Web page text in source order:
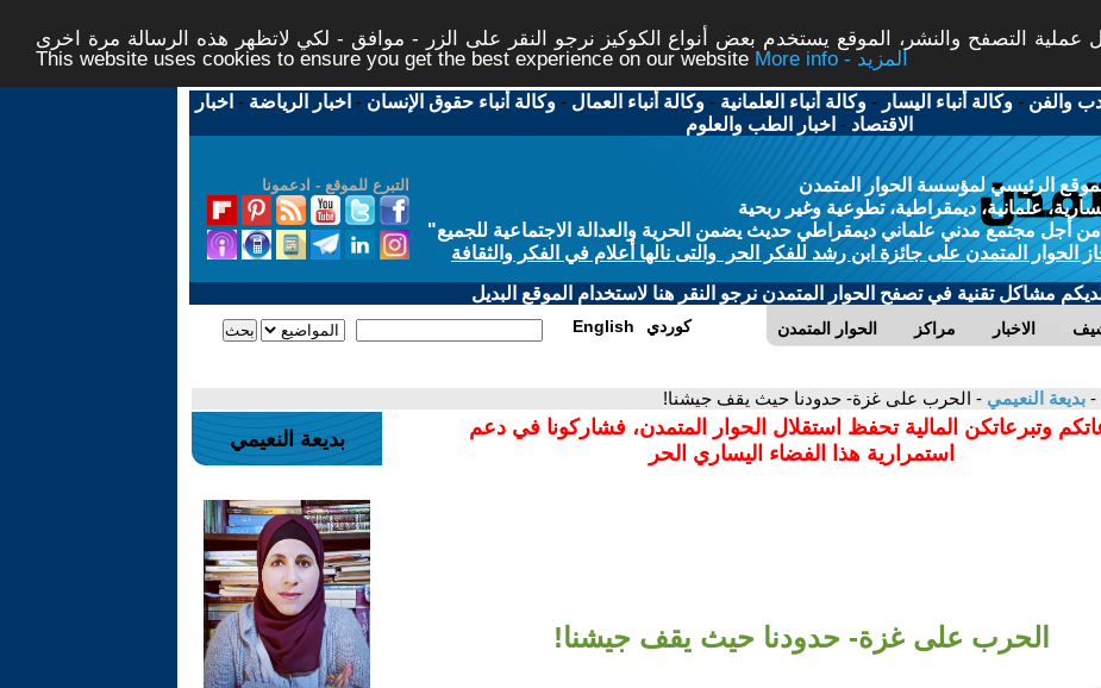
عملية التصفح والنشر، الموقع يستخدم بعض أنواع الكوكيز نرجو النقر على الزر - موافق - لكي لاتظهر هذه الرسالة مرة اخرى -
This website uses cookies to ensure you get the best experience on our website
More info - المزيد
والفن -وكالة أنباء اليسار -وكالة أنباء العلمانية -وكالة أنباء العمال -وكالة أنباء حقوق الإنسان - اخبار الرياضة - اخبار
الاقتصاد - اخبار الطب والعلوم
التبرع للموقع - ادعمونا
الرئيسي لمؤسسة الحوار المتمدن
علمانية، ديمقراطية، تطوعية وغير ربحية
أجل مجتمع مدني علماني ديمقراطي حديث يضمن الحرية والعدالة الاجتماعية للجميع"
الحوار المتمدن على جائزة ابن رشد للفكر الحر والتى نالها أعلام في الفكر والثقافة
لديكم مشاكل تقنية في تصفح الحوار المتمدن نرجو النقر هنا لاستخدام الموقع البديل
الحوار المتمدن مراكز الاخبار English كوردي
- بديعة النعيمي - الحرب على غزة- حدودنا حيث يقف جيشنا!
وتبرعاتكن المالية تحفظ استقلال الحوار المتمدن، فشاركونا في دعم
استمرارية هذا الفضاء اليساري الحر
الحرب على غزة- حدودنا حيث يقف جيشنا!
بديعة النعيمي